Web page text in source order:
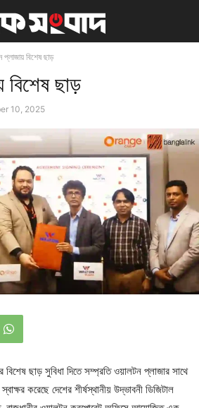
প্লাজায় বিশেষ ছাড়
বিশেষ ছাড়
10, 2025
বিশেষ ছাড় সুবিধা দিতে সম্প্রতি ওয়ালটন প্লাজার সাথে
করেছে দেশের শীর্ষস্থানীয় উদ্ভাবনী ডিজিটাল